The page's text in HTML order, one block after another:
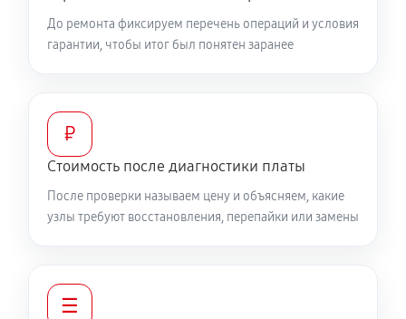
До ремонта фиксируем перечень операций и условия
гарантии, чтобы итог был понятен заранее
₽
Стоимость после диагностики платы
После проверки называем цену и объясняем, какие
узлы требуют восстановления, перепайки или замены
☰